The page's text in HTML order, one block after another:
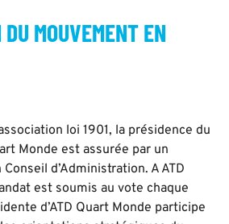
MOUVEMENT EN
loi 1901, la présidence du
Monde est assurée par un
d’Administration. A ATD
est soumis au vote chaque
d’ATD Quart Monde participe